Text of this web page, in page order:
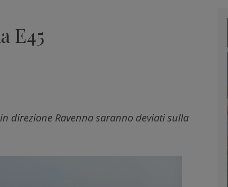
E45
direzione Ravenna saranno deviati sulla